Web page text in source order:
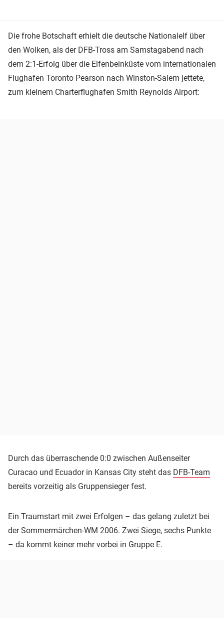
Die frohe Botschaft erhielt die deutsche Nationalelf über
den Wolken, als der DFB-Tross am Samstagabend nach
dem 2:1-Erfolg über die Elfenbeinküste vom internationalen
Flughafen Toronto Pearson nach Winston-Salem jettete,
zum kleinem Charterflughafen Smith Reynolds Airport:
Durch das überraschende 0:0 zwischen Außenseiter
Curacao und Ecuador in Kansas City steht das DFB-Team
bereits vorzeitig als Gruppensieger fest.
Ein Traumstart mit zwei Erfolgen – das gelang zuletzt bei
der Sommermärchen-WM 2006. Zwei Siege, sechs Punkte
– da kommt keiner mehr vorbei in Gruppe E.